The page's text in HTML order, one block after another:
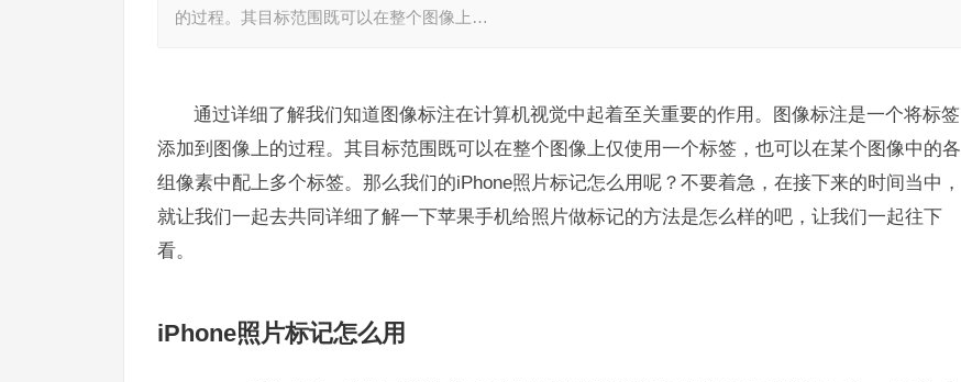
的过程。其目标范围既可以在整个图像上…
通过详细了解我们知道图像标注在计算机视觉中起着至关重要的作用。图像标注是一个将标签
添加到图像上的过程。其目标范围既可以在整个图像上仅使用一个标签，也可以在某个图像中的各
组像素中配上多个标签。那么我们的iPhone照片标记怎么用呢？不要着急，在接下来的时间当中，
就让我们一起去共同详细了解一下苹果手机给照片做标记的方法是怎么样的吧，让我们一起往下
看。
iPhone照片标记怎么用